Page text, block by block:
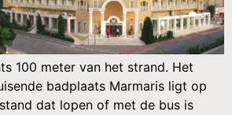
100 meter van het strand. Het
badplaats Marmaris ligt op
dat lopen of met de bus is